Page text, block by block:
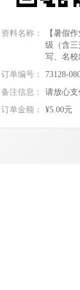
资料名称：
【暑假
级（含
写、名校
订单编号：
73128-
备注信息：
请放心
订单金额：
¥5.00元
实付金额： 5.00